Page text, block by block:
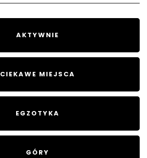
AKTYWNIE
CIEKAWE MIEJSCA
EGZOTYKA
GÓRY